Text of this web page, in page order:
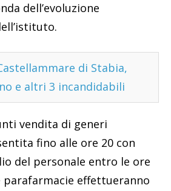
dell’evoluzione
di Stabia,
e altri 3 incandidabili
vendita di generi
fino alle ore 20 con
del personale entro le ore
parafarmacie effettueranno